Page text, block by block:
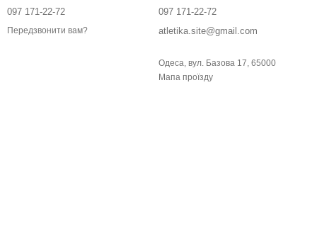
097 171-22-72
Передзвонити вам?
097 171-22-72
atletika.site@gmail.com
Одеса, вул. Базова 17, 65000
Мапа проїзду